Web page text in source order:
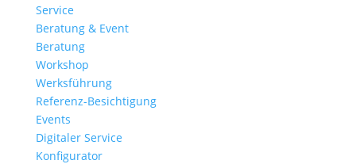
Service
Beratung & Event
Beratung
Workshop
Werksführung
Referenz-Besichtigung
Events
Digitaler Service
Konfigurator